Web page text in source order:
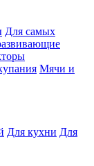
Для самых
Мячи и
Для кухни Для